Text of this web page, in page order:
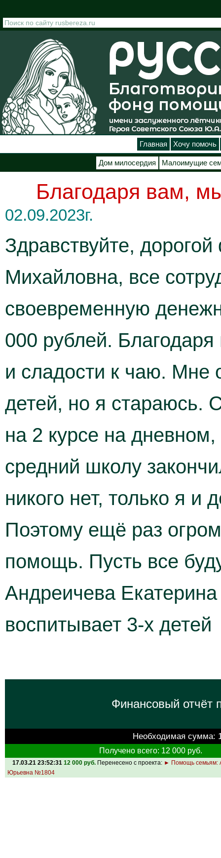
Главная Хочу помочь
Дом милосердия Малоимущие
Благодаря вам,
02.09.2023г.
Здравствуйте,
Михайловна, все
своевременную
000 рублей.
и сладости к чаю. Мне
детей, но я стараюсь.
на 2 курсе на
средний школу
никого нет, только я и
Поэтому ещё раз
помощь. Пусть все
Андреичева
воспитывает 3-х детей
Финансовый отчёт
Необходимая сумма:
Получено всего: 12 000 руб.
17.03.21 23:52:31 12 000 руб. Перенесено с проекта: ► Помощь семьям:
Юрьевна №1804